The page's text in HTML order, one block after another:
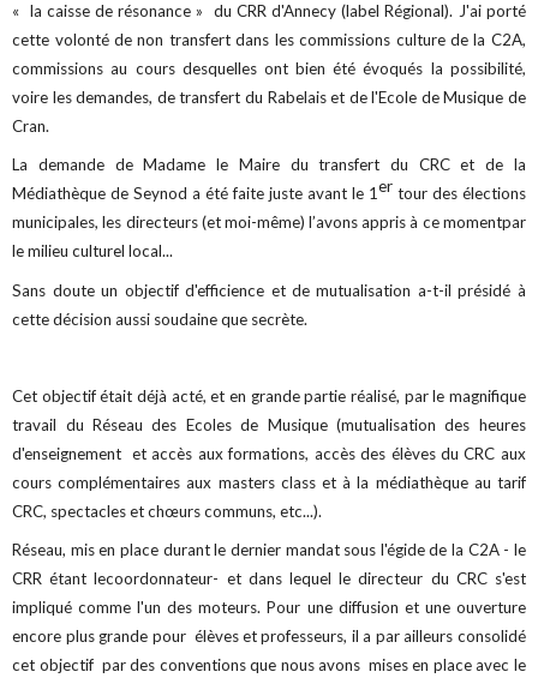
« la caisse de résonance » du CRR d'Annecy (label Régional). J'ai porté
cette volonté de non transfert dans les commissions culture de la C2A,
commissions au cours desquelles ont bien été évoqués la possibilité,
voire les demandes, de transfert du Rabelais et de l'Ecole de Musique de
Cran.
La demande de Madame le Maire du transfert du CRC et de la
Médiathèque de Seynod a été faite juste avant le 1er tour des élections
municipales, les directeurs (et moi-même) l’avons appris à ce momentpar
le milieu culturel local...
Sans doute un objectif d'efficience et de mutualisation a-t-il présidé à
cette décision aussi soudaine que secrète.
Cet objectif était déjà acté, et en grande partie réalisé, par le magnifique
travail du Réseau des Ecoles de Musique (mutualisation des heures
d'enseignement et accès aux formations, accès des élèves du CRC aux
cours complémentaires aux masters class et à la médiathèque au tarif
CRC, spectacles et chœurs communs, etc...).
Réseau, mis en place durant le dernier mandat sous l'égide de la C2A - le
CRR étant lecoordonnateur- et dans lequel le directeur du CRC s'est
impliqué comme l'un des moteurs. Pour une diffusion et une ouverture
encore plus grande pour élèves et professeurs, il a par ailleurs consolidé
cet objectif par des conventions que nous avons mises en place avec le